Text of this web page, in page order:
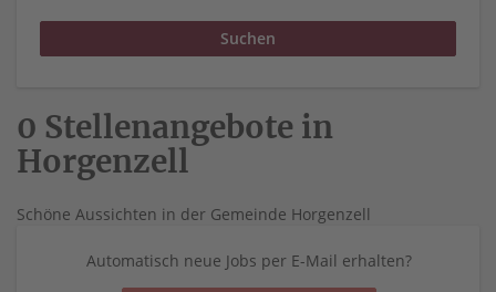
0 Stellenangebote in
Horgenzell
Schöne Aussichten in der Gemeinde Horgenzell
Automatisch neue Jobs per E-Mail erhalten?